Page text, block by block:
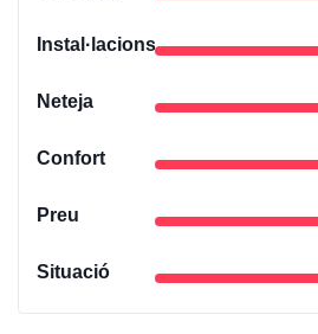
Instal·lacions
Neteja
Confort
Preu
Situació